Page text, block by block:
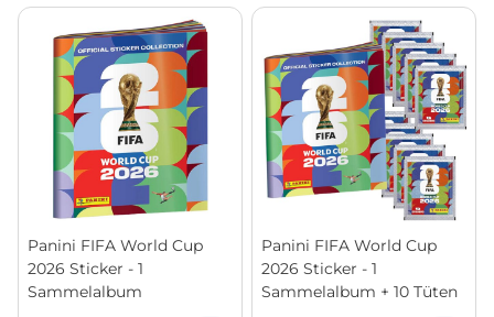
Panini FIFA World Cup
2026 Sticker - 1
Sammelalbum
Panini FIFA World Cup
2026 Sticker - 1
Sammelalbum + 10 Tüten